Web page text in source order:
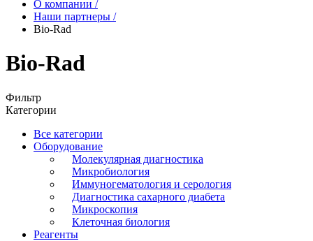
О компании /
Наши партнеры /
Bio-Rad
Bio-Rad
Фильтр
Категории
Все категории
Оборудование
Молекулярная диагностика
Микробиология
Иммуногематология и серология
Диагностика сахарного диабета
Микроскопия
Клеточная биология
Реагенты